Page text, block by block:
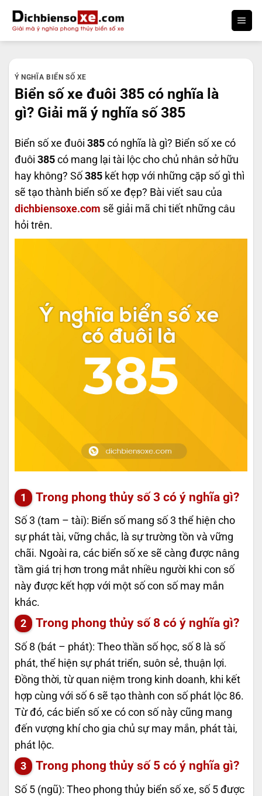
qua
nội
Ý NGHĨA BIỂN SỐ XE
Biển số xe đuôi 385 có nghĩa là
gì? Giải mã ý nghĩa số 385
Biển số xe đuôi 385 có nghĩa là gì? Biển số xe có
đuôi 385 có mang lại tài lộc cho chủ nhân sở hữu
hay không? Số 385 kết hợp với những cặp số gì thì
sẽ tạo thành biển số xe đẹp? Bài viết sau của
dichbiensoxe.com sẽ giải mã chi tiết những câu
hỏi trên.
Trong phong thủy số 3 có ý nghĩa gì?
Số 3 (tam – tài): Biển số mang số 3 thể hiện cho
sự phát tài, vững chắc, là sự trường tồn và vững
chãi. Ngoài ra, các biển số xe sẽ càng được nâng
tầm giá trị hơn trong mắt nhiều người khi con số
này được kết hợp với một số con số may mắn
khác.
Trong phong thủy số 8 có ý nghĩa gì?
Số 8 (bát – phát): Theo thần số học, số 8 là số
phát, thể hiện sự phát triển, suôn sẻ, thuận lợi.
Đồng thời, từ quan niệm trong kinh doanh, khi kết
hợp cùng với số 6 sẽ tạo thành con số phát lộc 86.
Từ đó, các biển số xe có con số này cũng mang
đến vượng khí cho gia chủ sự may mắn, phát tài,
phát lộc.
Trong phong thủy số 5 có ý nghĩa gì?
Số 5 (ngũ): Theo phong thủy biển số xe, số 5 được